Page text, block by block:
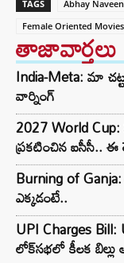
TAGS Abhay Naveen
Female Oriented Movies
తాజావార్తలు
India-Meta: మా
వార్నింగ్
2027 World Cup:
ప్రకటించిన ఐసీసీ.. ఈ
Burning of
ఎక్కడంటే..
UPI Charges Bill:
లోక్‌సభలో కీలక